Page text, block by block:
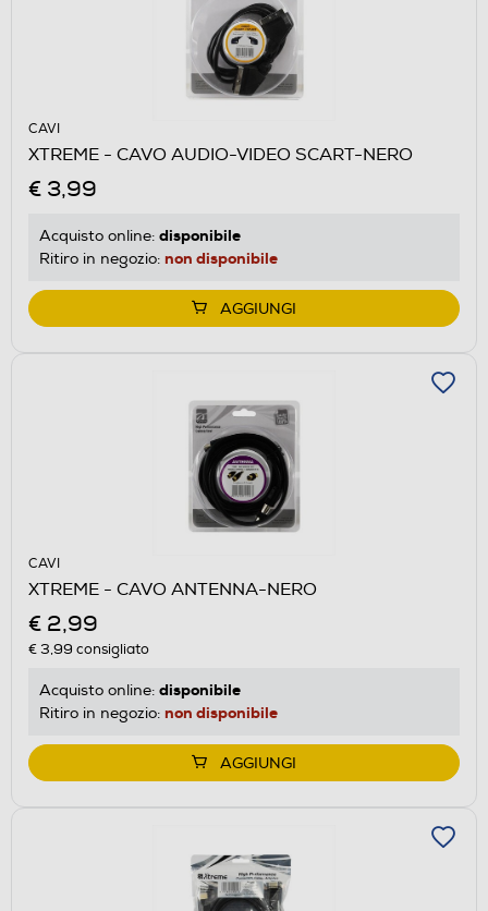
CAVI
XTREME - CAVO AUDIO-VIDEO SCART-NERO
€ 3,99
Acquisto online: disponibile
Ritiro in negozio: non disponibile
AGGIUNGI
CAVI
XTREME - CAVO ANTENNA-NERO
€ 2,99
€ 3,99 consigliato
Acquisto online: disponibile
Ritiro in negozio: non disponibile
AGGIUNGI